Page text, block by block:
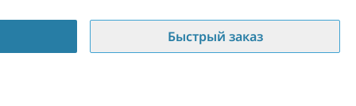
Быстрый заказ